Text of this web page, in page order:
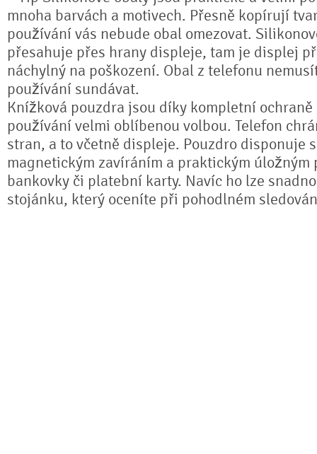
mnoha barvách a motivech. Přesně kopírují
používání vás nebude obal omezovat.
přesahuje přes hrany displeje, tam je displej
náchylný na poškození. Obal z telefonu
používání sundávat.
Knížková pouzdra jsou díky kompletní ochraně
používání velmi oblíbenou volbou. Telefon
stran, a to včetně displeje. Pouzdro disponuje
magnetickým zavíráním a praktickým úložným
bankovky či platební karty. Navíc ho lze
stojánku, který oceníte při pohodlném